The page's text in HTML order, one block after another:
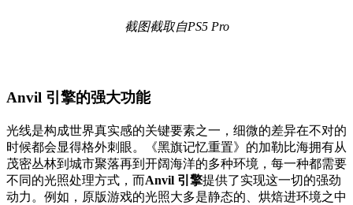
截图截取自PS5 Pro
Anvil 引擎的强大功能
光线是构成世界真实感的关键要素之一，细微的差异在不对的
时候都会显得格外刺眼。《黑旗记忆重置》的加勒比海拥有从
茂密丛林到城市聚落再到开阔海洋的多种环境，每一种都需要
不同的光照处理方式，而Anvil 引擎提供了实现这一切的强劲
动力。例如，原版游戏的光照大多是静态的、烘焙进环境之中